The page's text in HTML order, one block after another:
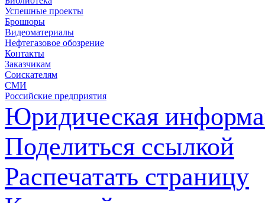
Успешные проекты
Брошюры
Видеоматериалы
Нефтегазовое обозрение
Контакты
Заказчикам
Соискателям
СМИ
Российские предприятия
Юридическая
Поделиться ссылкой
Распечатать страницу